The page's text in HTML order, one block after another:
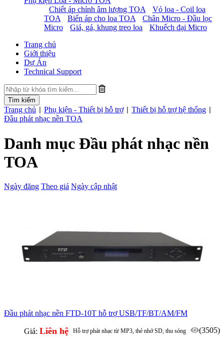
Chiết áp chỉnh âm lượng TOA
Vỏ loa - Coil loa
TOA
Biến áp cho loa TOA
Chân Micro - Đầu lọc
Micro
Giá, gá, khung treo loa
Khuếch đại Micro
Trang chủ
Giới thiệu
Dự Án
Technical Support
Trang chủ Phụ kiện - Thiết bị hỗ trợ Thiết bị hỗ trợ hệ thống
Đầu phát nhạc nền TOA
Danh mục Đầu phát nhạc nền
TOA
Ngày đăng Theo giá Ngày cập nhật
Đầu phát nhạc nền FTD-10T hỗ trợ USB/TF/BT/AM/FM
Giá: Liên hệ (3505)
Hỗ trợ phát nhạc từ MP3, thẻ nhớ SD, thu sóng